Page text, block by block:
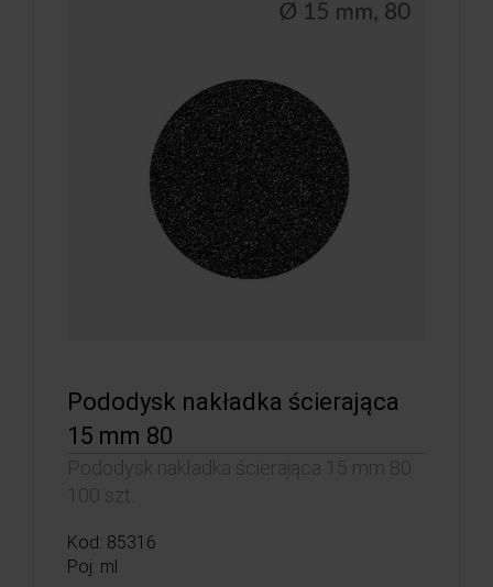
Pododysk nakładka ścierająca
15 mm 80
Pododysk nakładka ścierająca 15 mm 80
100 szt.
Kod: 85316
Poj: ml